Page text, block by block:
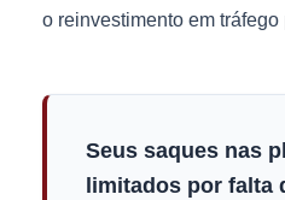
o reinvestimento em tráfego
Seus saques nas
limitados por falta